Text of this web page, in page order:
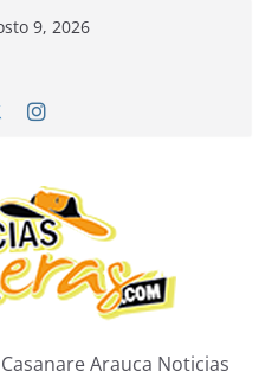
9, 2026
Arauca Noticias